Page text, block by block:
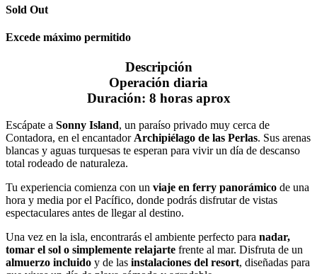
Sold Out
Excede máximo permitido
Descripción
Operación diaria
Duración: 8 horas aprox
Escápate a Sonny Island, un paraíso privado muy cerca de
Contadora, en el encantador Archipiélago de las Perlas. Sus arenas
blancas y aguas turquesas te esperan para vivir un día de descanso
total rodeado de naturaleza.
Tu experiencia comienza con un viaje en ferry panorámico de una
hora y media por el Pacífico, donde podrás disfrutar de vistas
espectaculares antes de llegar al destino.
Una vez en la isla, encontrarás el ambiente perfecto para nadar,
tomar el sol o simplemente relajarte frente al mar. Disfruta de un
almuerzo incluido y de las instalaciones del resort, diseñadas para